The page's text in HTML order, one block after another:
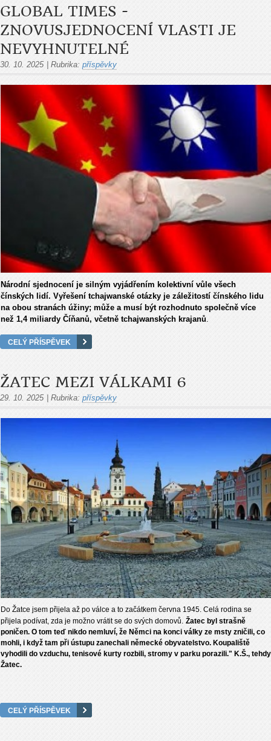
GLOBAL TIMES -
ZNOVUSJEDNOCENÍ VLASTI JE
NEVYHNUTELNÉ
30. 10. 2025 | Rubrika: příspěvky
Národní sjednocení je silným vyjádřením kolektivní vůle všech
čínských lidí. Vyřešení tchajwanské otázky je záležitostí čínského lidu
na obou stranách úžiny; může a musí být rozhodnuto společně více
než 1,4 miliardy Číňanů, včetně tchajwanských krajanů.
CELÝ PŘÍSPĚVEK
ŽATEC MEZI VÁLKAMI 6
29. 10. 2025 Rubrika: příspěvky
Do Žatce jsem přijela až po válce a to začátkem června 1945. Celá rodina se
přijela podívat, zda je možno vrátit se do svých domovů. Žatec byl strašně
poničen. O tom teď nikdo nemluví, že Němci na konci války ze msty zničili, co
mohli, i když tam při ústupu zanechali německé obyvatelstvo. Koupaliště
vyhodili do vzduchu, tenisové kurty rozbili, stromy v parku porazili." K.Š., tehdy
Žatec.
CELÝ PŘÍSPĚVEK